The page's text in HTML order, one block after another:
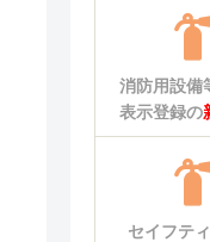
消防用設備
表示登録の
セイフテ